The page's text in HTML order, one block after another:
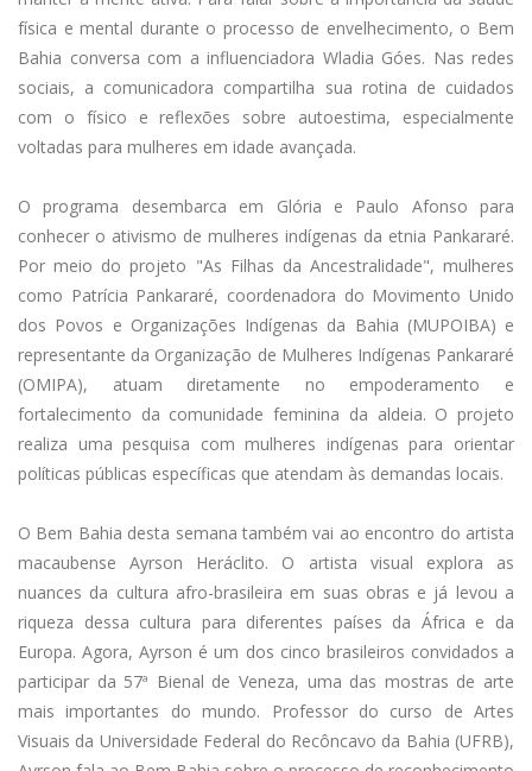
física e mental durante o processo de envelhecimento, o Bem
Bahia conversa com a influenciadora Wladia Góes. Nas redes
sociais, a comunicadora compartilha sua rotina de cuidados
com o físico e reflexões sobre autoestima, especialmente
voltadas para mulheres em idade avançada.
O programa desembarca em Glória e Paulo Afonso para
conhecer o ativismo de mulheres indígenas da etnia Pankararé.
Por meio do projeto "As Filhas da Ancestralidade", mulheres
como Patrícia Pankararé, coordenadora do Movimento Unido
dos Povos e Organizações Indígenas da Bahia (MUPOIBA) e
representante da Organização de Mulheres Indígenas Pankararé
(OMIPA), atuam diretamente no empoderamento e
fortalecimento da comunidade feminina da aldeia. O projeto
realiza uma pesquisa com mulheres indígenas para orientar
políticas públicas específicas que atendam às demandas locais.
O Bem Bahia desta semana também vai ao encontro do artista
macaubense Ayrson Heráclito. O artista visual explora as
nuances da cultura afro-brasileira em suas obras e já levou a
riqueza dessa cultura para diferentes países da África e da
Europa. Agora, Ayrson é um dos cinco brasileiros convidados a
participar da 57ª Bienal de Veneza, uma das mostras de arte
mais importantes do mundo. Professor do curso de Artes
Visuais da Universidade Federal do Recôncavo da Bahia (UFRB),